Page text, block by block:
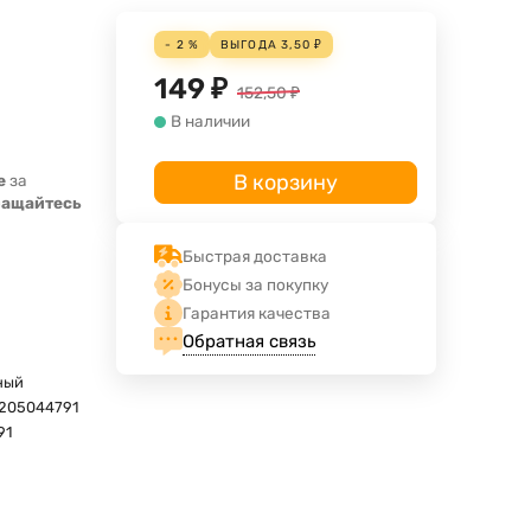
за
- 2 % ВЫГОДА3,50 ₽
149₽ 152,50₽
В наличии
В корзину
Быстрая доставка
Бонусы за покупку
Гарантия качества
Обратная связь